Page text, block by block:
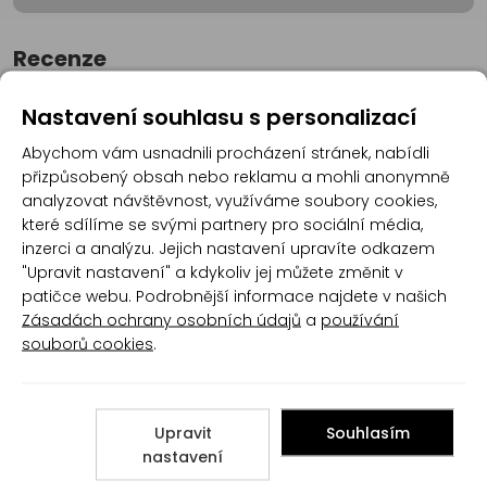
Recenze
Produkt zatím nemá žádné hodnocení, buďte
první, kdo produkt ohodnotí!
Přidat hodnocení
Nastavení souhlasu s personalizací
Abychom vám usnadnili procházení stránek, nabídli
přizpůsobený obsah nebo reklamu a mohli anonymně
analyzovat návštěvnost, využíváme soubory cookies,
které sdílíme se svými partnery pro sociální média,
inzerci a analýzu. Jejich nastavení upravíte odkazem
"Upravit nastavení" a kdykoliv jej můžete změnit v
patičce webu. Podrobnější informace najdete v našich
Zásadách ochrany osobních údajů a používání
souborů cookies.
Upravit
nastavení
Souhlasím